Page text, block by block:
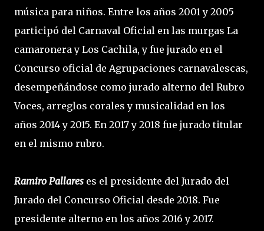
música para niños. Entre los años 2001 y 2005
participó del Carnaval Oficial en las murgas La
camaronera y Los Cachila, y fue jurado en el
Concurso oficial de Agrupaciones carnavalescas,
desempeñándose como jurado alterno del Rubro
Voces, arreglos corales y musicalidad en los
años 2014 y 2015. En 2017 y 2018 fue jurado titular
en el mismo rubro.
Ramiro Pallares es el presidente del Jurado del
Jurado del Concurso Oficial desde 2018. Fue
presidente alterno en los años 2016 y 2017.